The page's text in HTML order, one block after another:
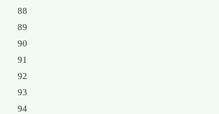
88
89
90
91
92
93
94